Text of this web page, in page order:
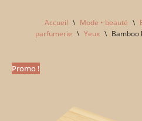
Accueil \ Mode • beauté \
parfumerie \ Yeux \ Bamboo
Promo !